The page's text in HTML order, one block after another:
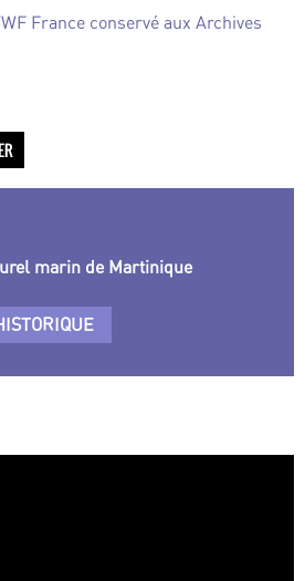
France conservé aux Archives
marin de Martinique